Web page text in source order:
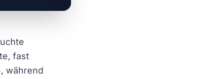
fast
während